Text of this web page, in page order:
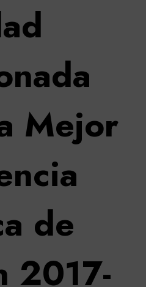
Mejor
de
2017-